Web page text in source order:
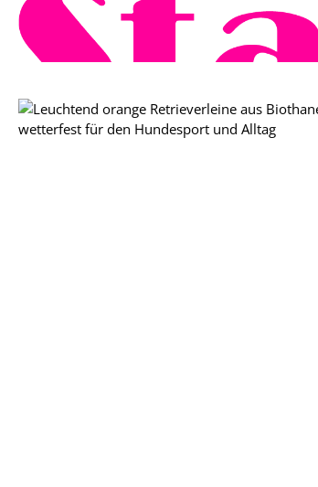
Bildergalerie überspringen